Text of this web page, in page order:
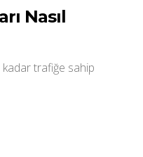
Nasıl
kadar trafiğe sahip